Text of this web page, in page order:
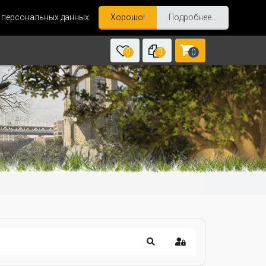
данных. Хорошо! Подробнее...
0 0 0